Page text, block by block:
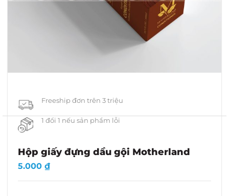
Freeship đơn trên 3 triệu
1 đổi 1 nếu sản phẩm lỗi
Hộp giấy đựng dầu gội Motherland
5.000 ₫